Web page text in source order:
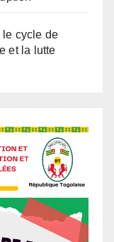
et la lutte